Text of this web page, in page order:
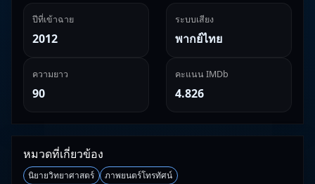
ปีที่เข้าฉาย
2012
ระบบเสียง
พากย์ไทย
ความยาว
90
คะแนน IMDb
4.826
หมวดที่เกี่ยวข้อง
นิยายวิทยาศาสตร์ ภาพยนตร์โทรทัศน์